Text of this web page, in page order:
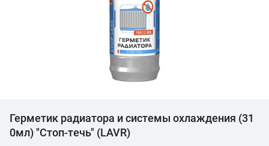
Герметик радиатора и системы охлаждения (31
0мл) "Стоп-течь" (LAVR)